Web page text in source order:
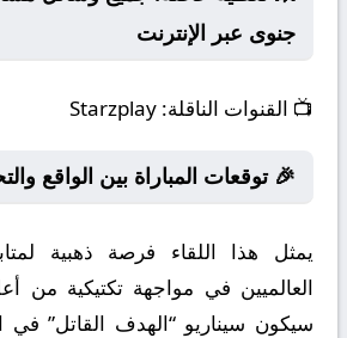
جنوى عبر الإنترنت
📺 القنوات الناقلة:
🎉 توقعات المباراة بين الواقع
يمثل هذا اللقاء فرصة ذهبية
العالميين في مواجهة تكتيكية من
سيكون سيناريو “الهدف القاتل” في